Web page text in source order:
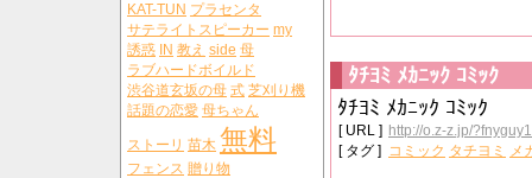
KAT-TUN プラセンタ
サテライトスピーカー my
誘惑 IN 教え side 母
ラブハードボイルド
渋谷道玄坂の母 式 芝刈り機
話題の恋愛 母ちゃん
ストーリ 苗木 無料
フェンス 贈り物
ﾀﾁﾖﾐ ﾒｶﾆｯｸ ｺﾐｯｸ
ﾀﾁﾖﾐ ﾒｶﾆｯｸ ｺﾐｯｸ
[ URL ] http://o.z-z.jp/
[ タグ ] コミック タチヨミ メ